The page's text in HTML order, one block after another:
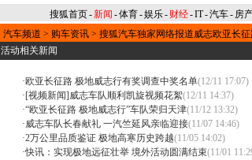
搜狐首页-新闻 -体育-娱乐- 财经-IT-汽车- 房
汽车频道 > 购车资讯 > 搜狐汽车独家网络报道威志欧亚长
活动相关新闻
·欧亚长征路 极地威志行有奖调查中奖名单(12/11 17:07)
·[视频新闻]威志车队顺利凯旋视频花絮(12/11 14:37)
·“欧亚长征路 极地威志行”车队荣归天津(11/12 13:32)
·威志车队长春献礼 一汽竺延风亲临迎接(11/07 14:46)
·2万公里品质鉴证 极地高寒历史跨越(11/05 14:02)
·快讯：实现极地远征壮举 境外活动圆满结束(11/01